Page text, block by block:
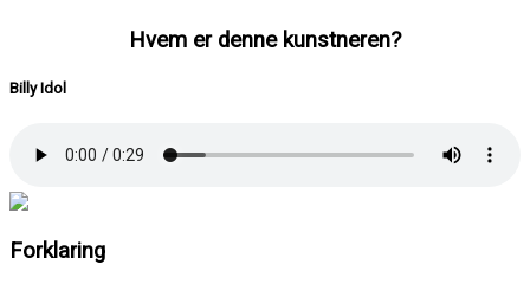
Hvem er denne kunstneren?
Billy Idol
Forklaring